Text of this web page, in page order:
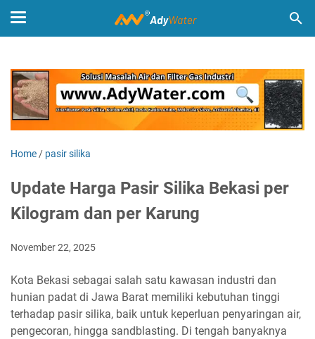
Home / pasir silika
Update Harga Pasir Silika Bekasi per
Kilogram dan per Karung
November 22, 2025
Kota Bekasi sebagai salah satu kawasan industri dan
hunian padat di Jawa Barat memiliki kebutuhan tinggi
terhadap pasir silika, baik untuk keperluan penyaringan air,
pengecoran, hingga sandblasting. Di tengah banyaknya